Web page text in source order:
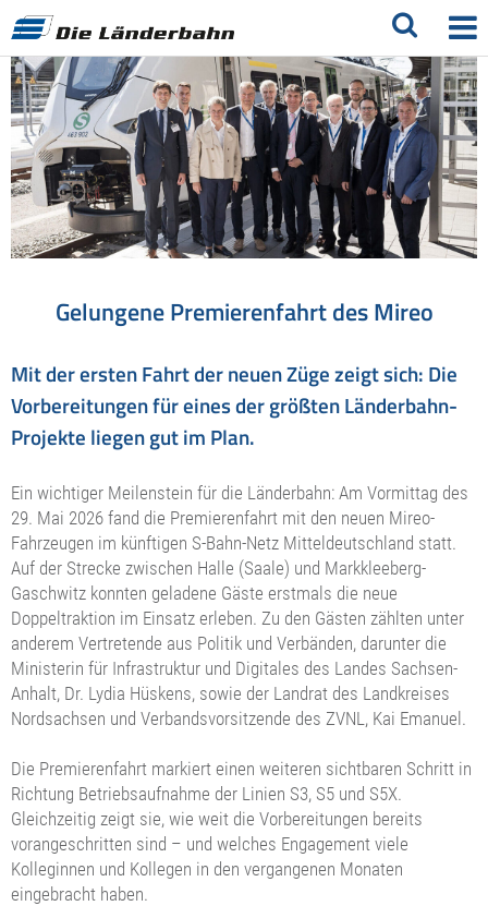
Gelungene Premierenfahrt des Mireo
Mit der ersten Fahrt der neuen Züge zeigt sich: Die
Vorbereitungen für eines der größten Länderbahn-
Projekte liegen gut im Plan.
Ein wichtiger Meilenstein für die Länderbahn: Am Vormittag des
29. Mai 2026 fand die Premierenfahrt mit den neuen Mireo-
Fahrzeugen im künftigen S-Bahn-Netz Mitteldeutschland statt.
Auf der Strecke zwischen Halle (Saale) und Markkleeberg-
Gaschwitz konnten geladene Gäste erstmals die neue
Doppeltraktion im Einsatz erleben. Zu den Gästen zählten unter
anderem Vertretende aus Politik und Verbänden, darunter die
Ministerin für Infrastruktur und Digitales des Landes Sachsen-
Anhalt, Dr. Lydia Hüskens, sowie der Landrat des Landkreises
Nordsachsen und Verbandsvorsitzende des ZVNL, Kai Emanuel.
Die Premierenfahrt markiert einen weiteren sichtbaren Schritt in
Richtung Betriebsaufnahme der Linien S3, S5 und S5X.
Gleichzeitig zeigt sie, wie weit die Vorbereitungen bereits
vorangeschritten sind – und welches Engagement viele
Kolleginnen und Kollegen in den vergangenen Monaten
eingebracht haben.